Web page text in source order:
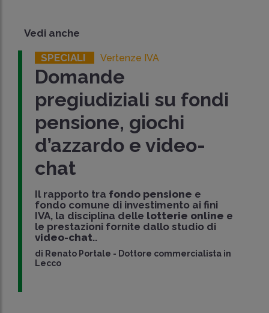
Vedi anche
SPECIALI Vertenze IVA
Domande
pregiudiziali su fondi
pensione, giochi
d’azzardo e video-
chat
Il rapporto tra fondo pensione e
fondo comune di investimento ai fini
IVA, la disciplina delle lotterie online e
le prestazioni fornite dallo studio di
video-chat..
di Renato Portale - Dottore commercialista in
Lecco